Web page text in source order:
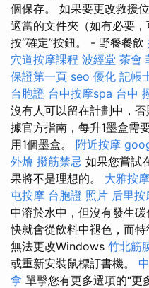
個保存。 如果要更改救援
適當的文件夾（如有必要
按“確定”按鈕。 - 野餐餐飲
穴道按摩課程 波經堂 茶會
保證第一頁 seo 優化 記帳
台胞證 台中按摩spa 台中
沒有人可以留在計劃中，
據官方指南，每升1墨盒需
用1個墨盒。 附近按摩
外燴 撥筋禁忌 如果您嘗試
果將不是理想的。 大雅按摩
屯按摩 台胞證 照片 后里按
中溶於水中，但沒有發生碳
快就會從飲料中褪色，而
無法更改Windows 竹北筋
或重新安裝鼠標訂書機。
拿 單擊您有更多選項的“更